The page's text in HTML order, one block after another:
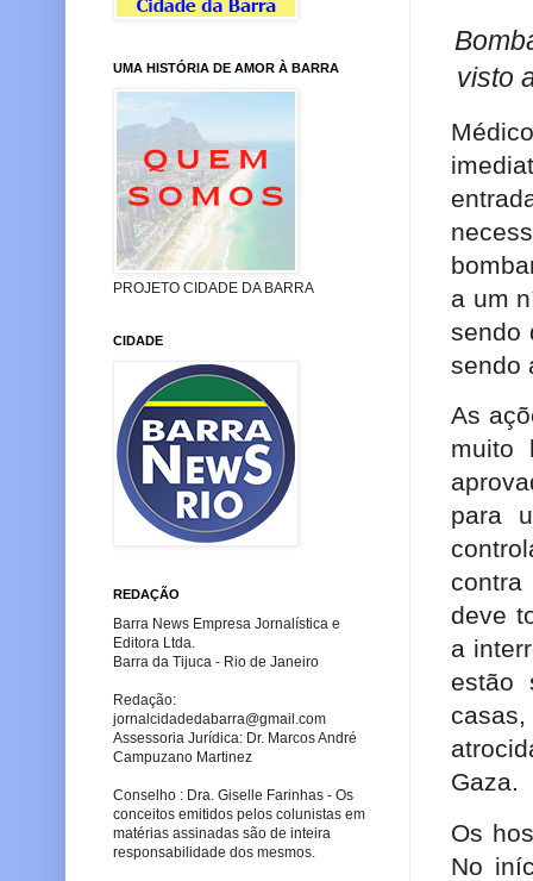
visto
a um
sendo
sendo
As
muito
para
contra
deve
a
estão
Gaza.
Os
No
UMA HISTÓRIA DE AMOR À BARRA
PROJETO CIDADE DA BARRA
CIDADE
REDAÇÃO
Barra News Empresa Jornalística e
Editora Ltda.
Barra da Tijuca - Rio de Janeiro
Redação:
jornalcidadedabarra@gmail.com
Assessoria Jurídica: Dr. Marcos André
Campuzano Martinez
Conselho : Dra. Giselle Farinhas - Os
conceitos emitidos pelos colunistas em
matérias assinadas são de inteira
responsabilidade dos mesmos.